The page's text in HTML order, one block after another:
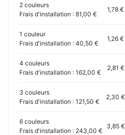
2 couleurs
Frais d'installation : 81,00 €
1,78 €
1 couleur
Frais d'installation : 40,50 €
1,26 €
4 couleurs
Frais d'installation : 162,00 €
2,81 €
3 couleurs
Frais d'installation : 121,50 €
2,30 €
6 couleurs
Frais d'installation : 243,00 €
3,85 €